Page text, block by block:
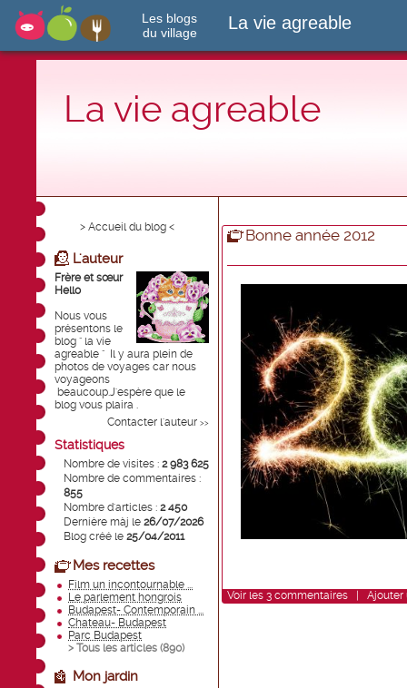
Les blogs
du village
La vie agreable
La vie agreable
> Accueil du blog <
L'auteur
Frère et sœur
Hello
Nous vous
présentons le
blog " la vie
agreable " Il y aura plein de
photos de voyages car nous
voyageons
beaucoup.J'espère que le
blog vous plaira .
Contacter l'auteur >>
Statistiques
Nombre de visites : 2 983 625
Nombre de commentaires :
855
Nombre d'articles : 2 450
Dernière màj le 26/07/2026
Blog créé le 25/04/2011
Mes recettes
Film un incontournable ...
Le parlement hongrois
Budapest- Contemporain ...
Chateau- Budapest
Parc Budapest
> Tous les articles (890)
Mon jardin
Bonne année 2012
Voir les 3 commentaires Ajouter